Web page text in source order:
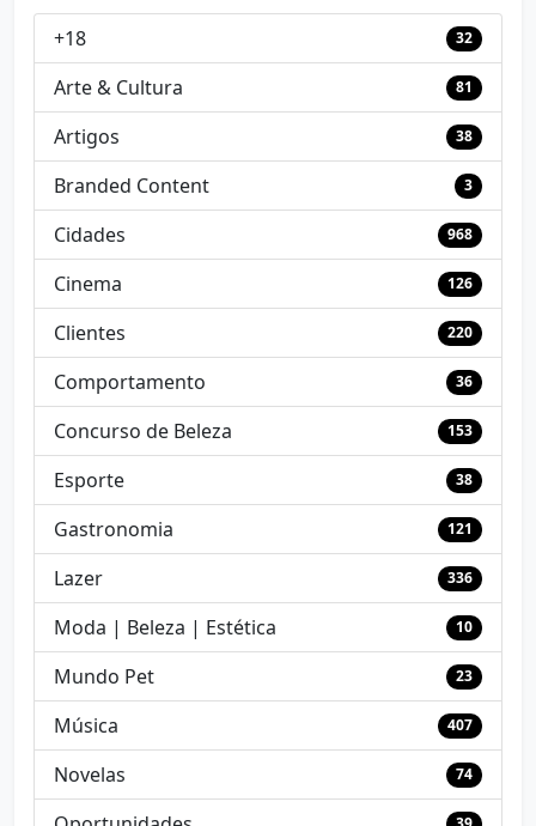
+18 32
Arte & Cultura 81
Artigos 38
Branded Content 3
Cidades 968
Cinema 126
Clientes 220
Comportamento 36
Concurso de Beleza 153
Esporte 38
Gastronomia 121
Lazer 336
Moda | Beleza | Estética 10
Mundo Pet 23
Música 407
Novelas 74